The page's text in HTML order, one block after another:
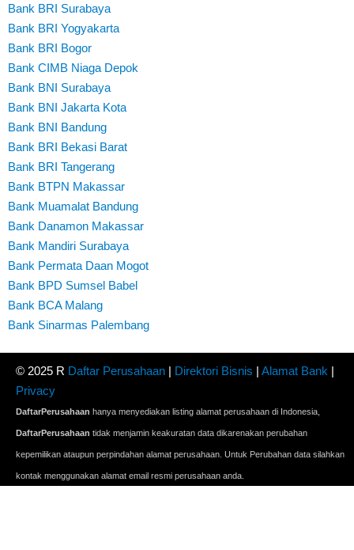
Bank BRI Surabaya
Bank BRI Yogyakarta
Bank BRI Bogor
Bank CIMB Niaga Depok
Bank BNI Surabaya
Bank BNI Jakarta Kota
Bank BNI Bandung
Bank BRI Bekasi Barat
Bank BRI Tangerang
Bank BTPN Makassar
Bank Muamalat Bandung
Bank Danamon Makassar
Bank Mandiri Surabaya
Bank Permata Daan Mogot
Bank BPD Sumsel Babel
Bank BCA Malang
Bank Sinarmas Palembang
© 2025 R Daftar Perusahaan | Direktori Bisnis | Alamat Bank |
Privacy
DaftarPerusahaan hanya menyediakan listing alamat perusahaan di Indonesia,
DaftarPerusahaan tidak menjamin keakuratan data dikarenakan perubahan
kepemilikan ataupun perpindahan alamat perusahaan. Untuk Perubahan data silahkan
kontak menggunakan alamat email resmi perusahaan anda.